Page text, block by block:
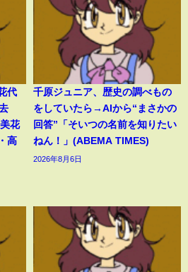
代
花
高
千原ジュニア、歴史の調べもの
をしていたら→AIから“まさかの
回答”「そいつの名前を知りたい
ねん！」(ABEMA TIMES)
2026年8月6日